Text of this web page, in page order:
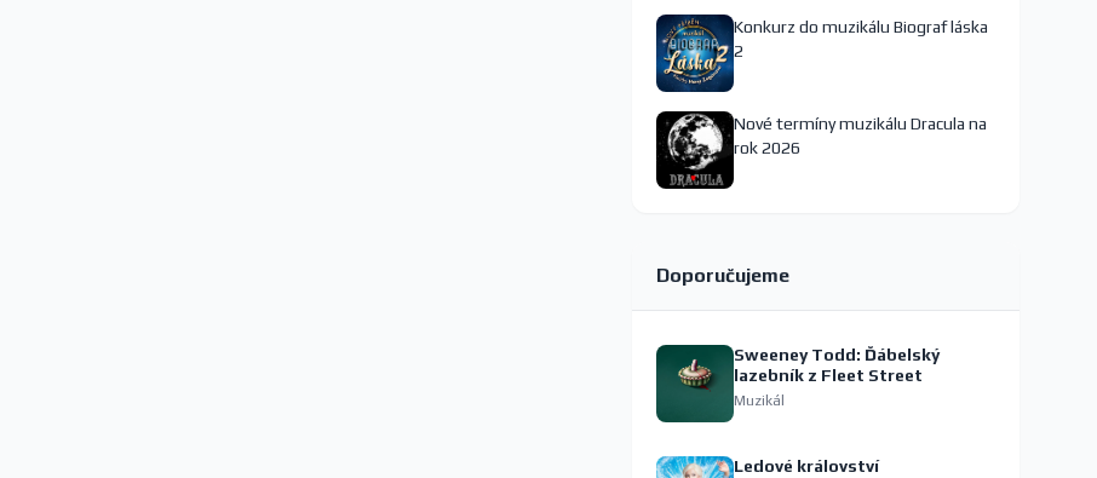
Konkurz do muzikálu Biograf láska
2
Nové termíny muzikálu Dracula na
rok 2026
Doporučujeme
Sweeney Todd: Ďábelský
lazebník z Fleet Street
Muzikál
Ledové království